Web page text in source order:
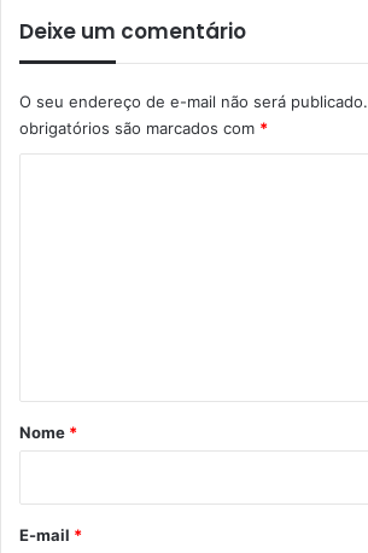
Deixe um comentário
O seu endereço de e-mail não será publicado.
obrigatórios são marcados com *
r
*
Nome *
E-mail *